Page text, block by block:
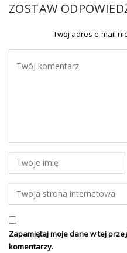
ZOSTAW
Twoj adres e-mail
Zapamiętaj moje dane w tej
komentarzy.